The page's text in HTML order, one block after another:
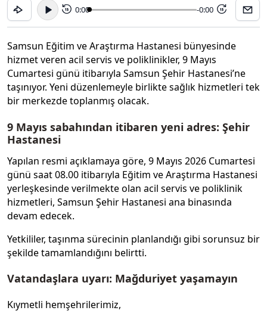
15 0:00 -0:00 15
Samsun Eğitim ve Araştırma Hastanesi bünyesinde
hizmet veren acil servis ve poliklinikler, 9 Mayıs
Cumartesi günü itibarıyla Samsun Şehir Hastanesi’ne
taşınıyor. Yeni düzenlemeyle birlikte sağlık hizmetleri tek
bir merkezde toplanmış olacak.
9 Mayıs sabahından itibaren yeni adres: Şehir
Hastanesi
Yapılan resmi açıklamaya göre, 9 Mayıs 2026 Cumartesi
günü saat 08.00 itibarıyla Eğitim ve Araştırma Hastanesi
yerleşkesinde verilmekte olan acil servis ve poliklinik
hizmetleri, Samsun Şehir Hastanesi ana binasında
devam edecek.
Yetkililer, taşınma sürecinin planlandığı gibi sorunsuz bir
şekilde tamamlandığını belirtti.
Vatandaşlara uyarı: Mağduriyet yaşamayın
Kıymetli hemşehrilerimiz,